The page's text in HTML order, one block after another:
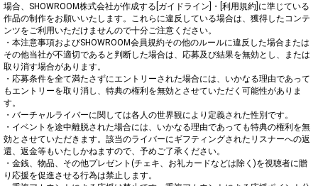
場合、SHOWROOM株式会社が作成する[ガイドライン]・[利用規約]に準じている
作品の制作をお願いいたします。これらに違反している場合は、獲得したコンテ
ンツをご利用いただけませんので十分ご注意ください。
・本注意事項およびSHOWROOM会員規約その他のルールに違反した場合または
その他当社が不適切であると判断した場合は、応募及び結果を無効とし、または
取り消す場合があります。
・応募条件を全て満たさずにエントリーされた場合には、いかなる理由であって
もエントリーを取り消し、特典の権利を無効とさせていただく可能性がありま
す。
・バーチャルライバーに関しては各人の世界観により定義された性別です。
・イベントを途中離脱された場合には、いかなる理由であっても特典の権利を無
効とさせていただきます。該当のライバーにギフティングされたリスナーへの返
還、返金等もいたしかねますので、予めご了承ください。
・金銭、物品、その他プレゼント(チェキ、お礼カードなどは除く)を視聴者に贈
り応援を促進させる行為は禁止します。